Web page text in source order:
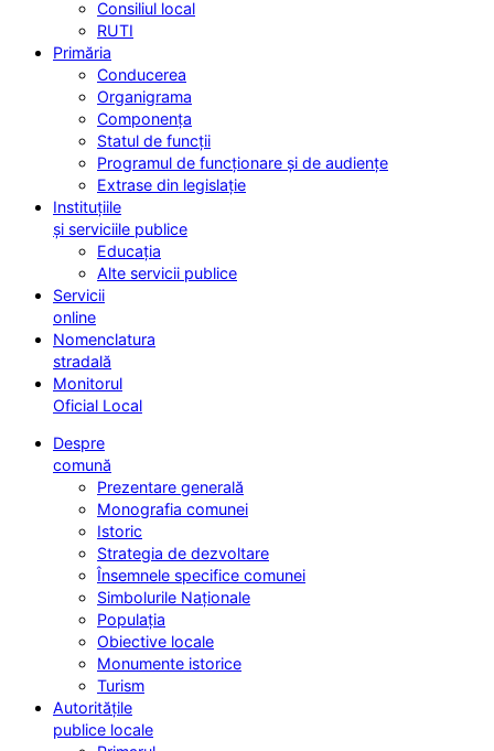
Consiliul local
RUTI
Primăria
Conducerea
Organigrama
Componența
Statul de funcții
Programul de funcționare și de audiențe
Extrase din legislație
Instituțiile
și serviciile publice
Educația
Alte servicii publice
Servicii
online
Nomenclatura
stradală
Monitorul
Oficial Local
Despre
comună
Prezentare generală
Monografia comunei
Istoric
Strategia de dezvoltare
Însemnele specifice comunei
Simbolurile Naționale
Populația
Obiective locale
Monumente istorice
Turism
Autoritățile
publice locale